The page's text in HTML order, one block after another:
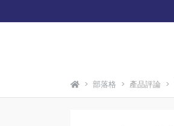
部落格 產品評論